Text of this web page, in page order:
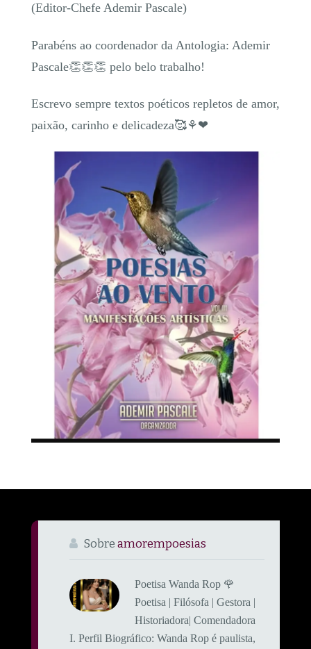
(Editor-Chefe Ademir Pascale)
Parabéns ao coordenador da Antologia: Ademir
Pascale👏👏👏 pelo belo trabalho!
Escrevo sempre textos poéticos repletos de amor,
paixão, carinho e delicadeza🥰⚘❤
Sobre amorempoesias
Poetisa Wanda Rop 🌹
Poetisa | Filósofa | Gestora |
Historiadora| Comendadora
​I. Perfil Biográfico: ​Wanda Rop é paulista,